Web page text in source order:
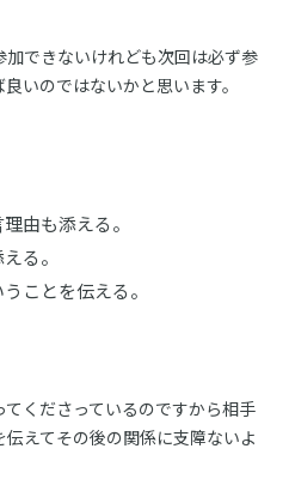
できないけれども次回は必ず参
いのではないかと思います。
由も添える。
る。
ことを伝える。
くださっているのですから相手
えてその後の関係に支障ないよ